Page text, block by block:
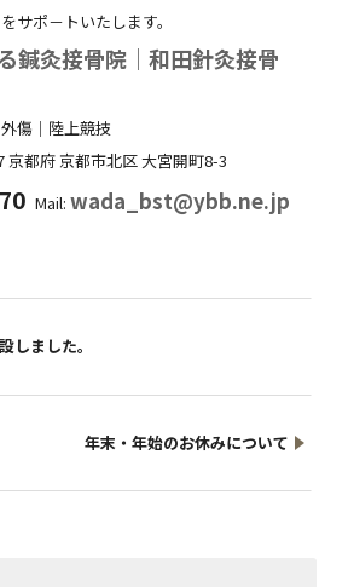
サポ－トいたします。
鍼灸接骨院｜和田針灸接骨
傷｜陸上競技
京都府 京都市北区大宮開町8-3
Mail: wada_bst@ybb.ne.jp
しました。
年末・年始のお休みについて